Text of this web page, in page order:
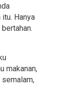
Hanya
makanan,